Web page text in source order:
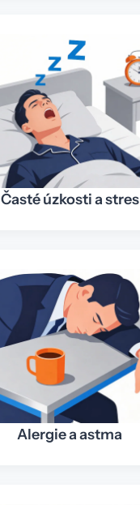
Časté úzkosti a stres
Alergie a astma